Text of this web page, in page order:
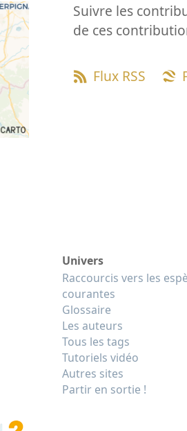
Suivre les
de ces
Flux RSS
Univers
Raccourcis vers les
courantes
Glossaire
Les auteurs
Tous les tags
Tutoriels vidéo
Autres sites
Partir en sortie !